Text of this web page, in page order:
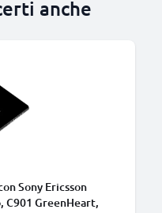
anche
Sony Ericsson
C901 GreenHeart,